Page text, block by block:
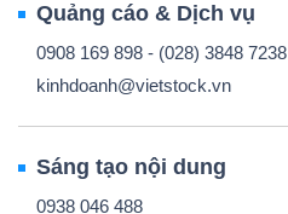
Quảng cáo & Dịch vụ
0908 169 898 - (028) 3848 7238
kinhdoanh@vietstock.vn
Sáng tạo nội dung
0938 046 488